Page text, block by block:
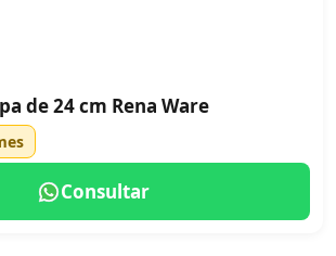
de 24 cm Rena Ware
Consultar